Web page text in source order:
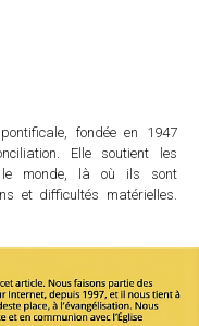
fondée en 1947
Elle soutient les
monde, là où ils sont
et difficultés matérielles.